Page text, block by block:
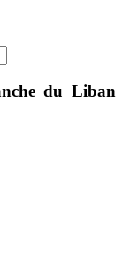
du Liban